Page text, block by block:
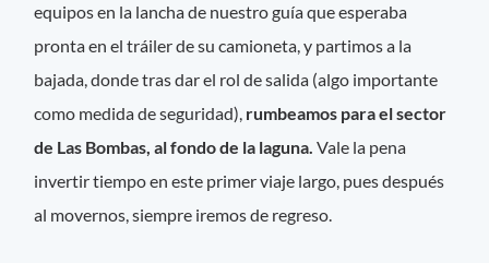
equipos en la lancha de nuestro guía que esperaba
pronta en el tráiler de su camioneta, y partimos a la
bajada, donde tras dar el rol de salida (algo importante
como medida de seguridad), rumbeamos para el sector
de Las Bombas, al fondo de la laguna.Vale la pena
invertir tiempo en este primer viaje largo, pues después
al movernos, siempre iremos de regreso.